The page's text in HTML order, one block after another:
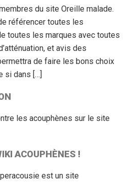
du site Oreille malade.
référencer toutes les
toutes les marques avec toutes
et avis des
de faire les bons choix
si dans […]
les acouphènes sur le site
ACOUPHÈNES !
est un site